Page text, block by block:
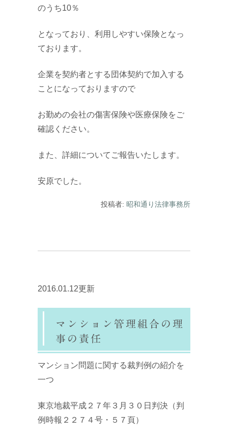
のうち10％
となっており、利用しやすい保険となっ
ております。
企業を契約者とする団体契約で加入する
ことになっておりますので
お勤めの会社の傷害保険や医療保険をご
確認ください。
また、詳細についてご報告いたします。
安原でした。
投稿者: 昭和通り法律事務所
2016.01.12更新
マンション管理組合の理
事の責任
マンション問題に関する裁判例の紹介を
一つ
東京地裁平成２７年３月３０日判決（判
例時報２２７４号・５７頁）